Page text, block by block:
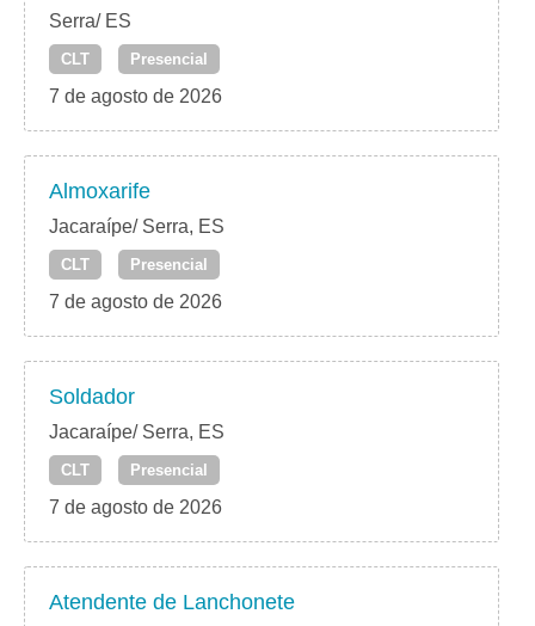
Serra/ ES
CLT Presencial
7 de agosto de 2026
Almoxarife
Jacaraípe/ Serra, ES
CLT Presencial
7 de agosto de 2026
Soldador
Jacaraípe/ Serra, ES
CLT Presencial
7 de agosto de 2026
Atendente de Lanchonete